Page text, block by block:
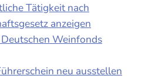
Tätigkeit nach
anzeigen
Weinfonds
neu ausstellen